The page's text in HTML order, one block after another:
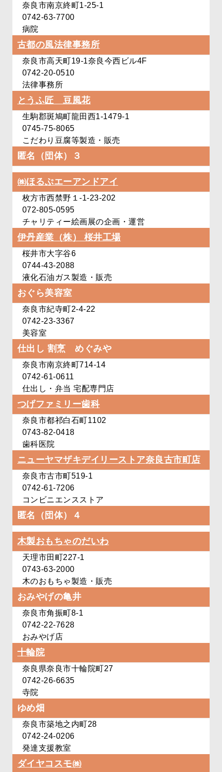
奈良市南京終町1-25-1
0742-63-7700
病院
古都の風法律事務所
奈良市高天町19-1奈良今西ビル4F
0742-20-0510
法律事務所
とうふ匠 豆風花
生駒郡斑鳩町龍田西1-1479-1
0745-75-8065
こだわり豆腐等製造・販売
匿名（団体）３
㈱ほるぷエーアンドアイ
枚方市西禁野１-1-23-202
072-805-0595
チャリティー絵画展の企画・運営
伊丹産業（株） 桜井工場
桜井市大字谷6
0744-43-2088
液化石油ガス製造・販売
おぐら美容室
奈良市紀寺町2-4-22
0742-23-3367
美容室
仕出し 割烹 めぐみや
奈良市南京終町714-14
0742-61-0611
仕出し・弁当 宅配専門店
つげファミリー歯科
奈良市都祁白石町1102
0743-82-0418
歯科医院
ニューヤマザキデイリーストア奈良古市町店
奈良市古市町519-1
0742-61-7206
コンビニエンスストア
匿名（団体）４
木製おもちゃのだいわ
天理市田町227-1
0743-63-2000
木のおもちゃ製造・販売
おみやげの亀井
奈良市角振町8-1
0742-22-7628
おみやげ店
十輪院
奈良県奈良市十輪院町27
0742-26-6635
寺院
ゆめ畑
奈良市築地之内町28
0742-24-0206
発達支援教室
ダイヤコスモ㈱